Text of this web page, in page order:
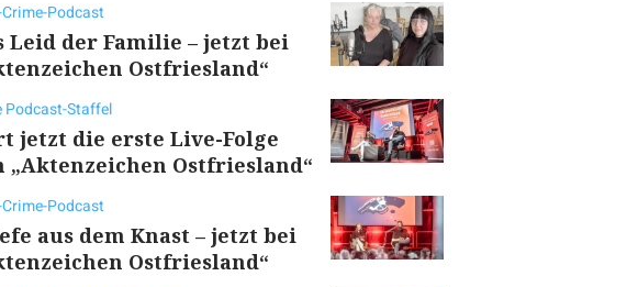
Podcast
Leid der Familie – jetzt bei
Ostfriesland“
Podcast-Staffel
jetzt die erste Live-Folge
„Aktenzeichen Ostfriesland“
Podcast
aus dem Knast – jetzt bei
Ostfriesland“